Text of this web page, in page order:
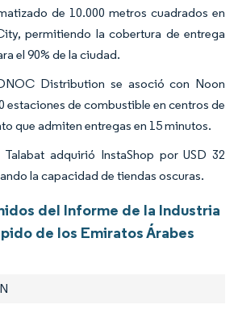
de 10.000 metros cuadrados en
permitiendo la cobertura de entrega
el 90% de la ciudad.
Distribution se asoció con Noon
estaciones de combustible en centros de
que admiten entregas en 15 minutos.
Talabat adquirió InstaShop por USD 32
la capacidad de tiendas oscuras.
del Informe de la Industria
de los Emiratos Árabes